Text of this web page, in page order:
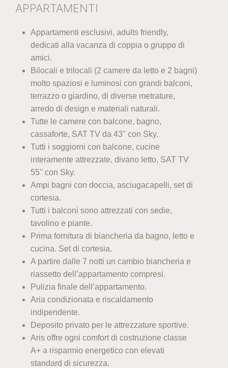
APPARTAMENTI
Appartamenti esclusivi, adults friendly,
dedicati alla vacanza di coppia o gruppo di
amici.
Bilocali e trilocali (2 camere da letto e 2 bagni)
molto spaziosi e luminosi con grandi balconi,
terrazzo o giardino, di diverse metrature,
arredo di design e materiali naturali.
Tutte le camere con balcone, bagno,
cassaforte, SAT TV da 43" con Sky.
Tutti i soggiorni con balcone, cucine
interamente attrezzate, divano letto, SAT TV
55" con Sky.
Ampi bagni con doccia, asciugacapelli, set di
cortesia.
Tutti i balconi sono attrezzati con sedie,
tavolino e piante.
Prima fornitura di biancheria da bagno, letto e
cucina. Set di cortesia.
A partire dalle 7 notti un cambio biancheria e
riassetto dell’appartamento compresi.
Pulizia finale dell’appartamento.
Aria condizionata e riscaldamento
indipendente.
Deposito privato per le attrezzature sportive.
Aris offre ogni comfort di costruzione classe
A+ a risparmio energetico con elevati
standard di sicurezza.